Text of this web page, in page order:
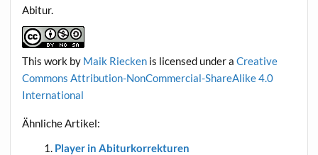
Abitur.
This work by Maik Riecken is licen­sed under aCrea­ti­ve
Com­mons Attri­bu­ti­on-Non­Com­mer­cial-ShareA­li­ke 4.0
International
Ähn­li­che Artikel:
Play­er in Abiturkorrekturen